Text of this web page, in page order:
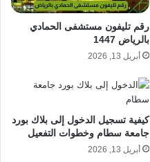
رقم تليفون مستشفى الحمادي
بالرياض 1447
أبريل 13, 2026
كيفية تسجيل الدخول إلى بلاك بورد
جامعة سطام وخطوات التفعيل
أبريل 13, 2026